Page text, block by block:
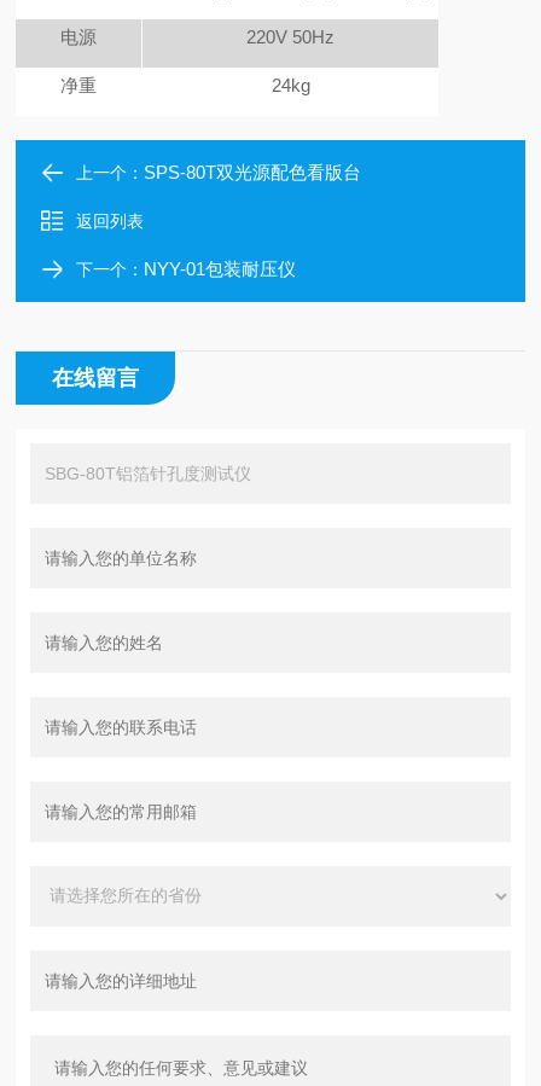
电源 220V 50Hz
净重 24kg
上一个： SPS-80T双光源配色看版台
返回列表
下一个： NYY-01包装耐压仪
在线留言